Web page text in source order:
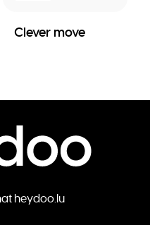
Clever move
heydoo.lu